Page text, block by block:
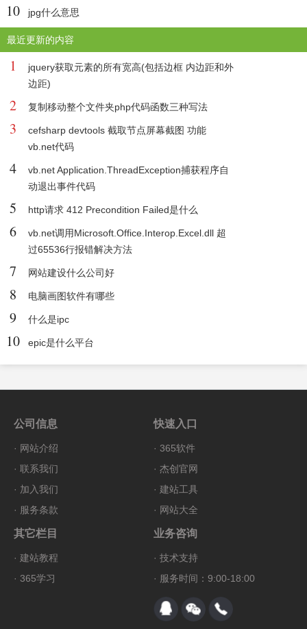
10 jpg什么意思
最近更新的内容
1
jquery获取元素的所有宽高(包括边框 内边距和外
边距)
2 复制移动整个文件夹php代码函数三种写法
3
cefsharp devtools 截取节点屏幕截图 功能
vb.net代码
4
vb.net Application.ThreadException捕获程序自
动退出事件代码
5 http请求 412 Precondition Failed是什么
6
vb.net调用Microsoft.Office.Interop.Excel.dll 超
过65536行报错解决方法
7 网站建设什么公司好
8 电脑画图软件有哪些
9 什么是ipc
10 epic是什么平台
公司信息
· 网站介绍
· 联系我们
· 加入我们
· 服务条款
快速入口
· 365软件
· 杰创官网
· 建站工具
· 网站大全
其它栏目
· 建站教程
· 365学习
业务咨询
· 技术支持
· 服务时间：9:00-18:00